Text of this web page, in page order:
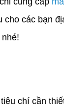
các bạn
chí cần